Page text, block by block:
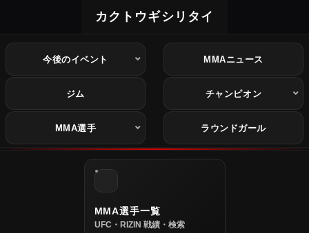
カクトウギシリタイ
今後のイベント MMAニュース
ジム チャンピオン
MMA選手 ラウンドガール
MMA選手一覧
UFC・RIZIN 戦績・検索